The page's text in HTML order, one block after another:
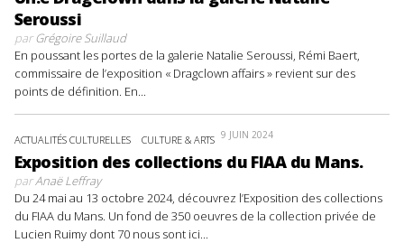
Seroussi
parGrégoire Suillaud
En poussant les portes de la galerie Natalie Seroussi, Rémi Baert,
commissaire de l’exposition « Dragclown affairs » revient sur des
points de définition. En...
ACTUALITÉS CULTURELLES CULTURE & ARTS 9 JUIN 2024
Exposition des collections du FIAA du Mans.
parAnaë Leffray
Du 24 mai au 13 octobre 2024, découvrez l’Exposition des collections
du FIAA du Mans. Un fond de 350 oeuvres de la collection privée de
Lucien Ruimy dont 70 nous sont ici...